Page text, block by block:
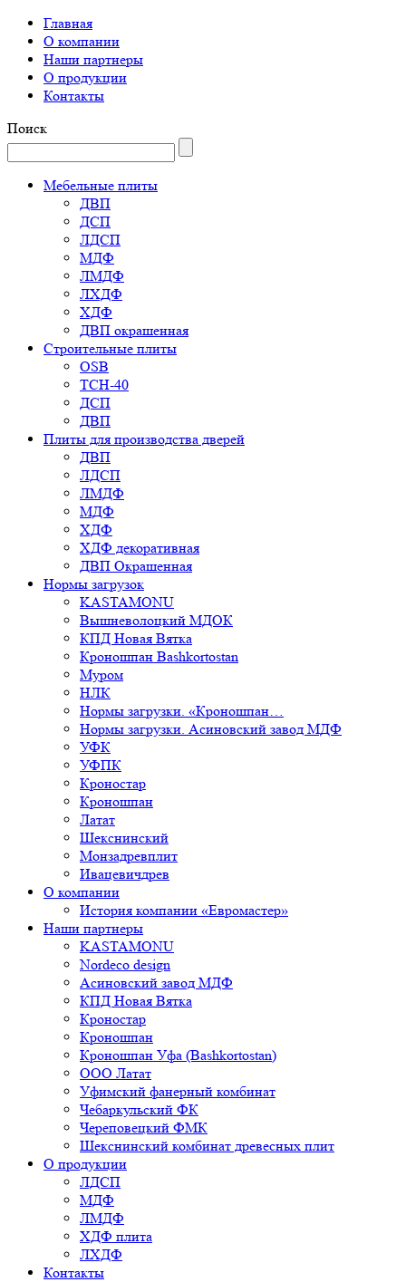
Главная
О компании
Наши партнеры
О продукции
Контакты
Поиск
Мебельные плиты
ДВП
ДСП
ЛДСП
МДФ
ЛМДФ
ЛХДФ
ХДФ
ДВП окрашенная
Строительные плиты
OSB
ТСН-40
ДСП
ДВП
Плиты для производства дверей
ДВП
ЛДСП
ЛМДФ
МДФ
ХДФ
ХДФ декоративная
ДВП Окрашенная
Нормы загрузок
KASTAMONU
Вышневолоцкий МДОК
КПД Новая Вятка
Кроношпан Bashkortostan
Муром
НЛК
Нормы загрузки. «Кроношпан…
Нормы загрузки. Асиновский завод МДФ
УФК
УФПК
Кроностар
Кроношпан
Латат
Шекснинский
Монзадревплит
Ивацевичдрев
О компании
История компании «Евромастер»
Наши партнеры
KASTAMONU
Nordeco design
Асиновский завод МДФ
КПД Новая Вятка
Кроностар
Кроношпан
Кроношпан Уфа (Bashkortostan)
ООО Латат
Уфимский фанерный комбинат
Чебаркульский ФК
Череповецкий ФМК
Шекснинский комбинат древесных плит
О продукции
ЛДСП
МДФ
ЛМДФ
ХДФ плита
ЛХДФ
Контакты